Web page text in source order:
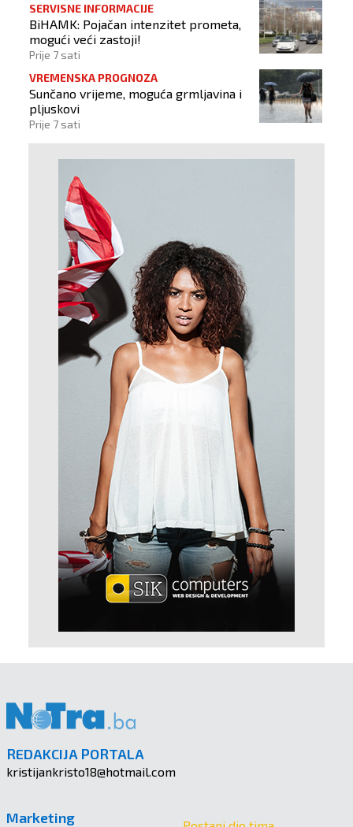
SERVISNE INFORMACIJE
BiHAMK: Pojačan intenzitet prometa,
mogući veći zastoji!
Prije 7 sati
VREMENSKA PROGNOZA
Sunčano vrijeme, moguća grmljavina i
pljuskovi
Prije 7 sati
REDAKCIJA PORTALA
kristijankristo18@hotmail.com
Marketing